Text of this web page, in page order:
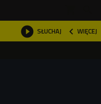
 SŁUCHAJ  WIĘCEJ
